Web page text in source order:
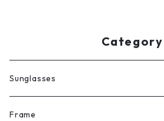
Category
Sunglasses
All
Frame